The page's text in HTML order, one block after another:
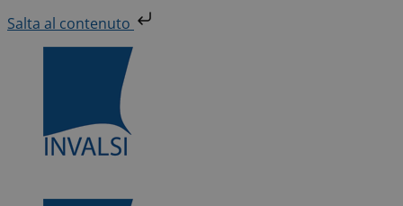
Salta al contenuto
al